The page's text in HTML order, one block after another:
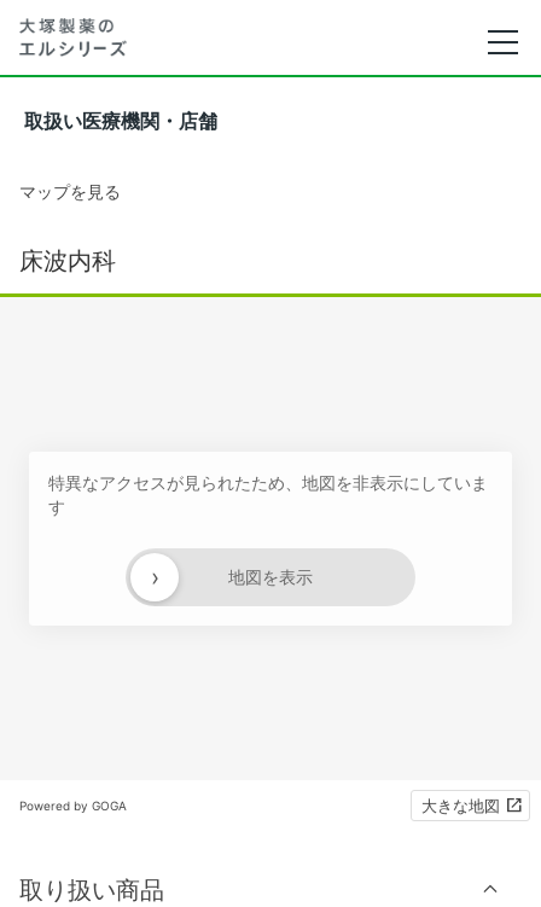
取扱い医療機関・店舗
マップを見る
床波内科
特異なアクセスが見られたため、地図を非表示にしていま
す
地図を表示
›
Powered by GOGA 大きな地図
取り扱い商品